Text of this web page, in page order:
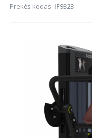
Prekės kodas: IF9323